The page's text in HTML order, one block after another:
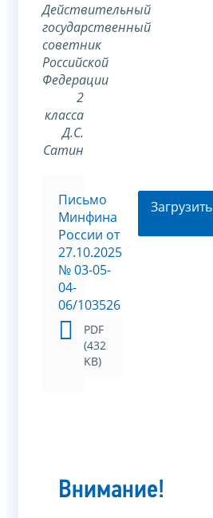
Действительный
государственный
советник
Российской
Федерации
2
класса
Д.С.
Сатин
Письмо
Минфина
России от
27.10.2025
№ 03-05-
04-
06/103526
PDF
(432
KB)
Загрузить
Внимание!